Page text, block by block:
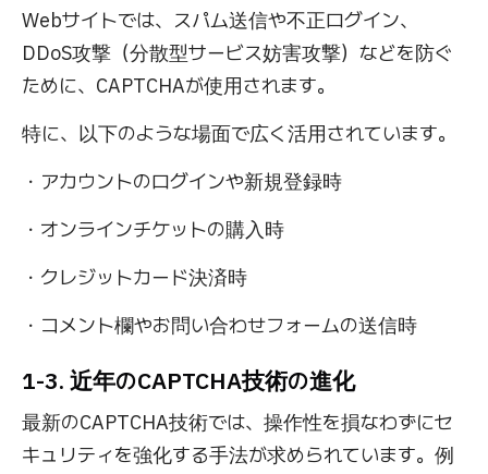
Webサイトでは、スパム送信や不正ログイン、
DDoS攻撃（分散型サービス妨害攻撃）などを防ぐ
ために、CAPTCHAが使用されます。
特に、以下のような場面で広く活用されています。
・アカウントのログインや新規登録時
・オンラインチケットの購入時
・クレジットカード決済時
・コメント欄やお問い合わせフォームの送信時
1-3. 近年のCAPTCHA技術の進化
最新のCAPTCHA技術では、操作性を損なわずにセ
キュリティを強化する手法が求められています。例